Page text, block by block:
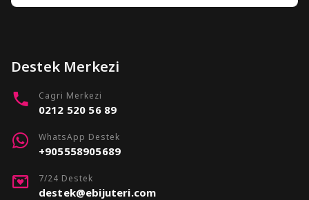
Destek Merkezi
Cagri Merkezi
0212 520 56 89
WhatsApp Destek
+905558905689
7/24 Destek
destek@ebijuteri.com